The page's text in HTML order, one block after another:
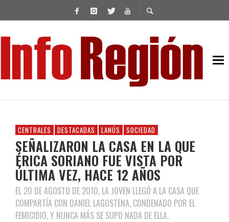
CENTRALES DESTACADAS LANÚS SOCIEDAD
SEÑALIZARON LA CASA EN LA QUE
ÉRICA SORIANO FUE VISTA POR
ÚLTIMA VEZ, HACE 12 AÑOS
EL 20 DE AGOSTO DE 2010, LA JOVEN LLEGÓ A LA CASA QUE
COMPARTÍA CON DANIEL LAGOSTENA, CONDENADO POR EL
FEMICIDIO, Y NUNCA MÁS SE SUPO NADA DE ELLA.